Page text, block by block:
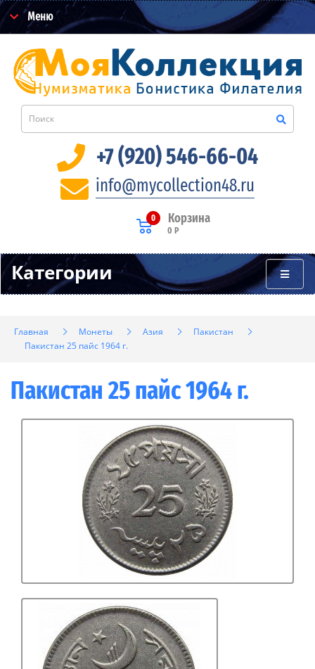
Меню
+7 (920) 546-66-04
info@mycollection48.ru
Корзина
0
0 Р
Категории
Главная Монеты Азия
Пакистан
Пакистан 25 пайс 1964 г.
Пакистан 25 пайс 1964 г.